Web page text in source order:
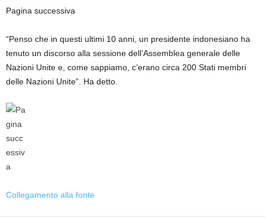
Pagina successiva
“Penso che in questi ultimi 10 anni, un presidente indonesiano ha
tenuto un discorso alla sessione dell’Assemblea generale delle
Nazioni Unite e, come sappiamo, c’erano circa 200 Stati membri
delle Nazioni Unite”. Ha detto.
Collegamento alla fonte